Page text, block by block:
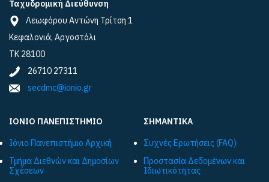
Ταχυδρομική Διεύθυνση
Λεωφόρου Αντώνη Τρίτση 1
Κεφαλονιά, Αργοστόλι
ΤΚ 28100
26710 27311
secdmc@ionio.gr
ΙΟΝΙΟ ΠΑΝΕΠΙΣΤΗΜΙΟ
Ιόνιο Πανεπιστήμιο Αρχική
Τμήμα Διεθνών και Δημοσίων
Σχέσεων
ΣΗΜΑΝΤΙΚΑ
Συχνές Ερωτήσεις (FAQ)
Προστασία Δεδομένων και
Ιδιωτικότητας